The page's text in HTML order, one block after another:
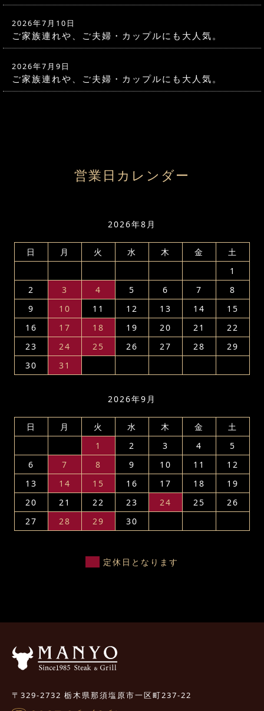
2026年7月10日
ご家族連れや、ご夫婦・カップルにも大人気。
2026年7月9日
ご家族連れや、ご夫婦・カップルにも大人気。
営業日カレンダー
2026年8月
日 月 火 水 木 金
土
1
2
3 4 5 6 7
8
9
10 11 12 13 14
15
16
17 18 19 20 21
22
23
24 25 26 27 28
29
30
31
2026年9月
日 月 火 水 木 金
土
1
2 3 4
5
6
7 8 9 10 11
12
13
14 15 16 17 18
19
20
21 22 23 24 25
26
27
28 29 30
定休日となります
〒329-2732 栃木県那須塩原市一区町237-22